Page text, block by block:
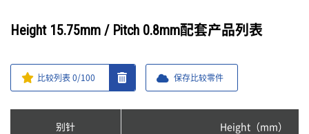
Height 15.75mm / Pitch 0.8mm配套产品列表
比较列表0/100 保存比较零件
别针 Height（mm）